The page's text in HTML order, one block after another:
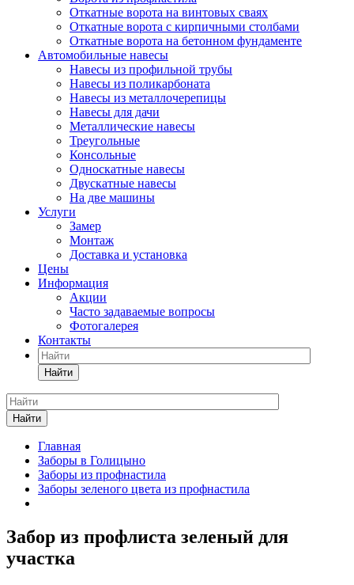
Откатные ворота на винтовых сваях
Откатные ворота с кирпичными столбами
Откатные ворота на бетонном фундаменте
Автомобильные навесы
Навесы из профильной трубы
Навесы из поликарбоната
Навесы из металлочерепицы
Навесы для дачи
Металлические навесы
Треугольные
Консольные
Односкатные навесы
Двускатные навесы
На две машины
Услуги
Замер
Монтаж
Доставка и установка
Цены
Информация
Акции
Часто задаваемые вопросы
Фотогалерея
Контакты
Найти
Найти
Главная
Заборы в Голицыно
Заборы из профнастила
Заборы зеленого цвета из профнастила
Забор из профлиста зеленый для
участка